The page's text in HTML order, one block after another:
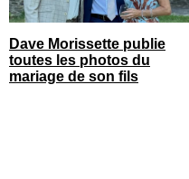
Dave Morissette publie
toutes les photos du
mariage de son fils